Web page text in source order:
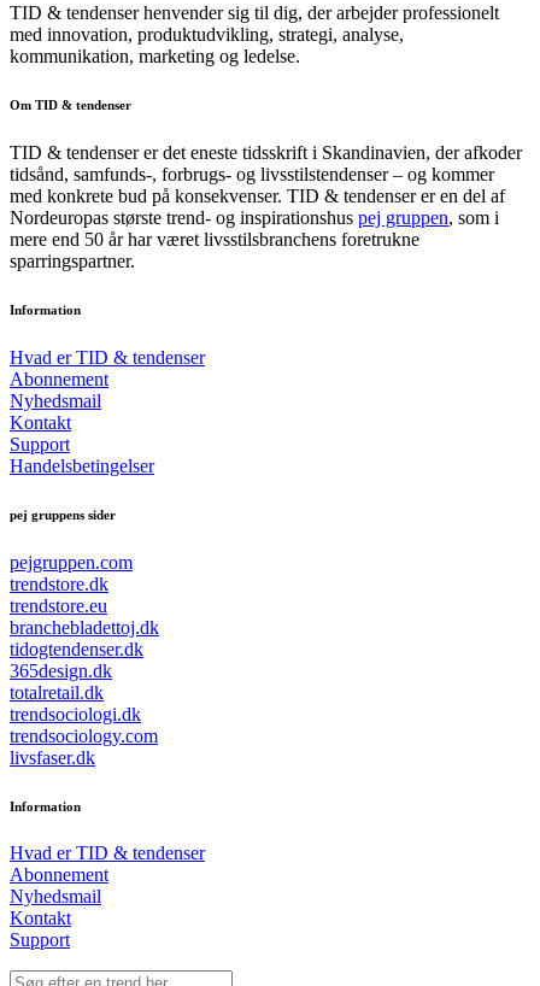
TID & tendenser henvender sig til dig, der arbejder professionelt
med innovation, produktudvikling, strategi, analyse,
kommunikation, marketing og ledelse.
Om TID & tendenser
TID & tendenser er det eneste tidsskrift i Skandinavien, der afkoder
tidsånd, samfunds-, forbrugs- og livsstilstendenser – og kommer
med konkrete bud på konsekvenser. TID & tendenser er en del af
Nordeuropas største trend- og inspirationshus pej gruppen, som i
mere end 50 år har været livsstilsbranchens foretrukne
sparringspartner.
Information
Hvad er TID & tendenser
Abonnement
Nyhedsmail
Kontakt
Support
Handelsbetingelser
pej gruppens sider
pejgruppen.com
trendstore.dk
trendstore.eu
branchebladettoj.dk
tidogtendenser.dk
365design.dk
totalretail.dk
trendsociologi.dk
trendsociology.com
livsfaser.dk
Information
Hvad er TID & tendenser
Abonnement
Nyhedsmail
Kontakt
Support